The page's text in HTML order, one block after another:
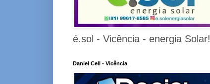
é.sol - Vicência - energia Solar!
Daniel Cell - Vicência